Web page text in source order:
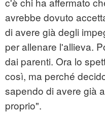
avrebbe dovuto
di avere già degli
per allenare l'allieva.
dai parenti. Ora lo
così, ma perché
sapendo di avere già
proprio".